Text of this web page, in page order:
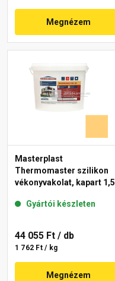
Megnézem
Masterplast
Thermomaster szilikon
vékonyvakolat, kapart 1,5
Gyártói készleten
44 055 Ft / db
1 762 Ft / kg
Megnézem